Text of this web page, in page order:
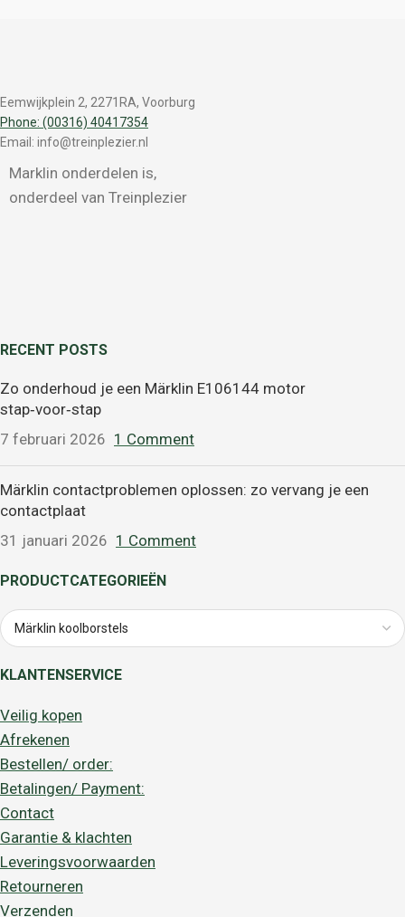
Eemwijkplein 2, 2271RA, Voorburg
Phone: (00316) 40417354
Email: info@treinplezier.nl
Marklin onderdelen is,
onderdeel van Treinplezier
RECENT POSTS
Zo onderhoud je een Märklin E106144 motor
stap‑voor‑stap
7 februari 2026 1 Comment
Märklin contactproblemen oplossen: zo vervang je een
contactplaat
31 januari 2026 1 Comment
PRODUCTCATEGORIEËN
KLANTENSERVICE
Veilig kopen
Afrekenen
Bestellen/ order:
Betalingen/ Payment:
Contact
Garantie & klachten
Leveringsvoorwaarden
Retourneren
Verzenden